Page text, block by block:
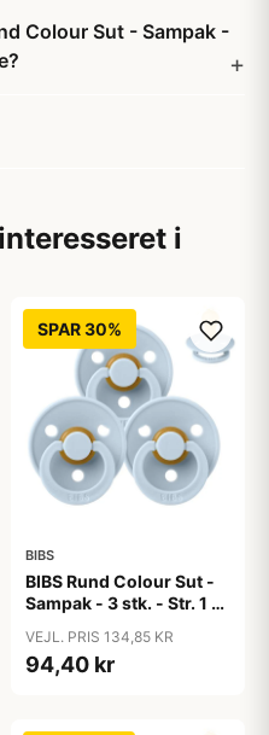
Colour Sut - Sampak -
i
SPAR 30%
BIBS
BIBS Rund Colour Sut -
Sampak - 3 stk. - Str. 1 -
VEJL. PRIS 134,85 KR
94,40 kr